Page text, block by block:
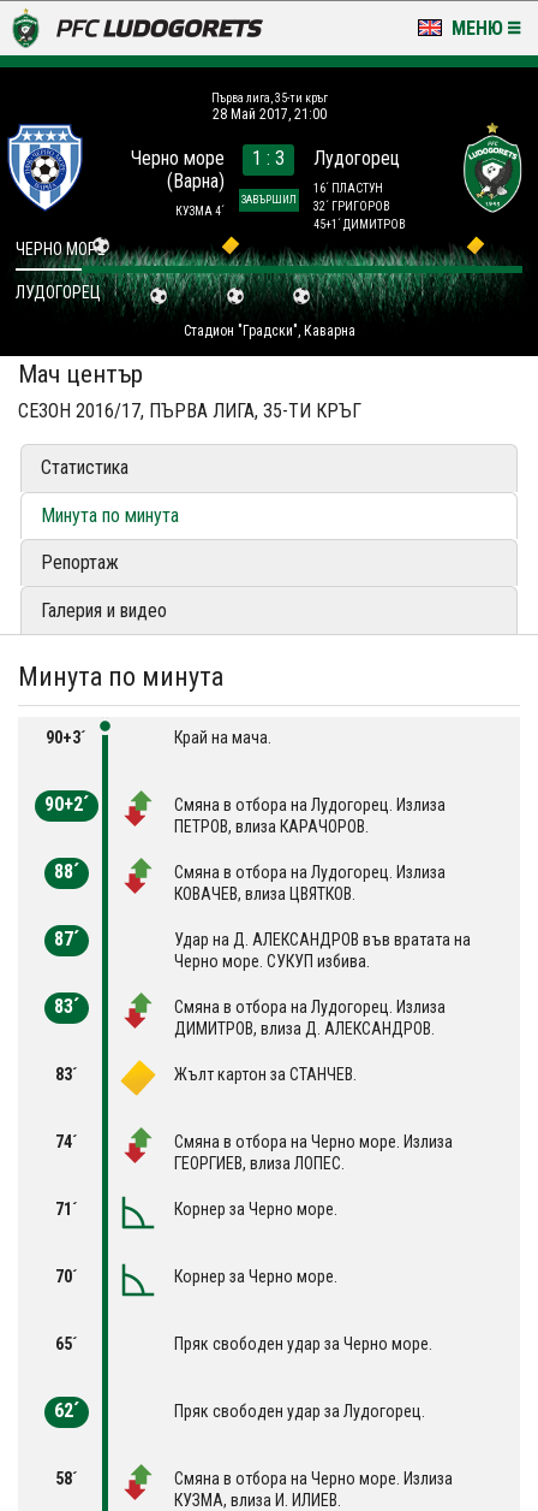
МЕНЮ
LUDOGORETS TV
НА ТЕРЕНА
СТАДИОН & БАЗИ
КЛУБ
ЗА ФЕНОВЕ
Първа лига, 35-ти кръг
28 Май 2017, 21:00
Черно море
(Варна)
КУЗМА 4´
1 : 3
ЗАВЪРШИЛ
Лудогорец
16´ ПЛАСТУН
32´ ГРИГОРОВ
45+1´ ДИМИТРОВ
Стадион "Градски", Каварна
ЧЕРНО МОРЕ
ЛУДОГОРЕЦ
Мач център
СЕЗОН 2016/17, ПЪРВА ЛИГА, 35-ТИ КРЪГ
Статистика
Минута по минута
Репортаж
Галерия и видео
Минута по минута
90+3´ Край на мача.
90+2´
Смяна в отбора на Лудогорец. Излиза
ПЕТРОВ, влиза КАРАЧОРОВ.
88´
Смяна в отбора на Лудогорец. Излиза
КОВАЧЕВ, влиза ЦВЯТКОВ.
87´
Удар на Д. АЛЕКСАНДРОВ във вратата на
Черно море. СУКУП избива.
83´
Смяна в отбора на Лудогорец. Излиза
ДИМИТРОВ, влиза Д. АЛЕКСАНДРОВ.
83´ Жълт картон за СТАНЧЕВ.
74´
Смяна в отбора на Черно море. Излиза
ГЕОРГИЕВ, влиза ЛОПЕС.
71´ Корнер за Черно море.
70´ Корнер за Черно море.
65´ Пряк свободен удар за Черно море.
62´ Пряк свободен удар за Лудогорец.
58´
Смяна в отбора на Черно море. Излиза
КУЗМА, влиза И. ИЛИЕВ.